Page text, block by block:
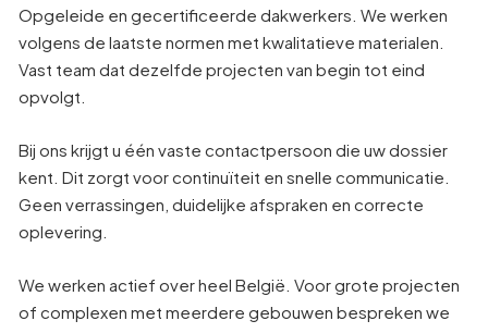
Opgeleide en gecertificeerde dakwerkers. We werken
volgens de laatste normen met kwalitatieve materialen.
Vast team dat dezelfde projecten van begin tot eind
opvolgt.
Bij ons krijgt u één vaste contactpersoon die uw dossier
kent. Dit zorgt voor continuïteit en snelle communicatie.
Geen verrassingen, duidelijke afspraken en correcte
oplevering.
We werken actief over heel België. Voor grote projecten
of complexen met meerdere gebouwen bespreken we